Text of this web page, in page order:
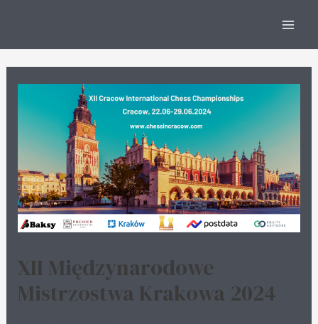
XII Międzynarodowe
Mistrzostwa Krakowa 2024